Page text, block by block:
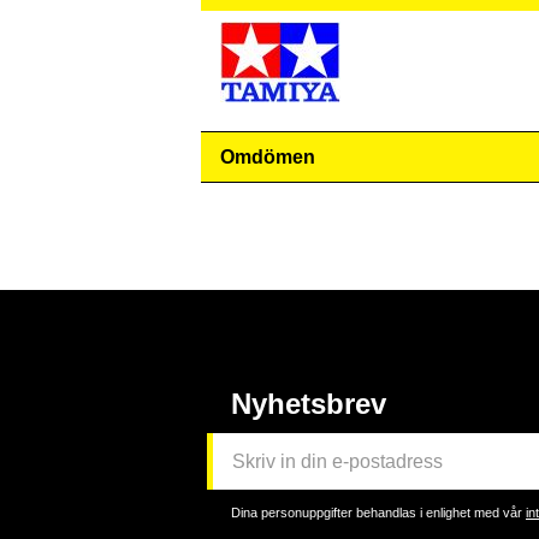
Omdömen
Nyhetsbrev
Dina personuppgifter behandlas i enlighet med vår